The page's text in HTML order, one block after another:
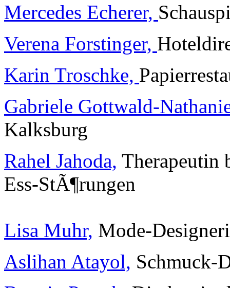
Mercedes Echerer,
Verena Forstinger,
Karin Troschke,
Gabriele Gottwald-
Kalksburg
Rahel Jahoda, Therapeutin
Ess-StÃ¶rungen
Lisa Muhr, Mode-
Aslihan Atayol, Schmuck-